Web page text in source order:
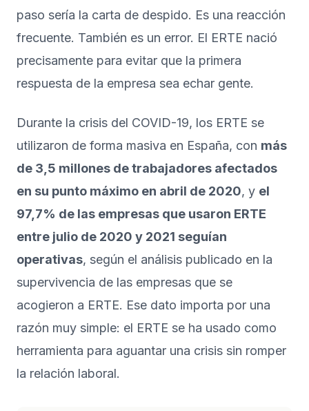
paso sería la carta de despido. Es una reacción
frecuente. También es un error. El ERTE nació
precisamente para evitar que la primera
respuesta de la empresa sea echar gente.
Durante la crisis del COVID-19, los ERTE se
utilizaron de forma masiva en España, con más
de 3,5 millones de trabajadores afectados
en su punto máximo en abril de 2020, y el
97,7% de las empresas que usaron ERTE
entre julio de 2020 y 2021 seguían
operativas, según el análisis publicado en la
supervivencia de las empresas que se
acogieron a ERTE. Ese dato importa por una
razón muy simple: el ERTE se ha usado como
herramienta para aguantar una crisis sin romper
la relación laboral.